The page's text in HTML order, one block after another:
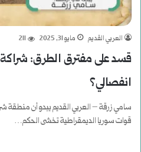
العربي القديم مايو 31, 2025 211
قسد على مفترق الطرق:
انفصالي؟
سامي زرقة – العربي القديم يبدو أن منطقة
قوات سوريا الديمقراطية تخشى الحكم…